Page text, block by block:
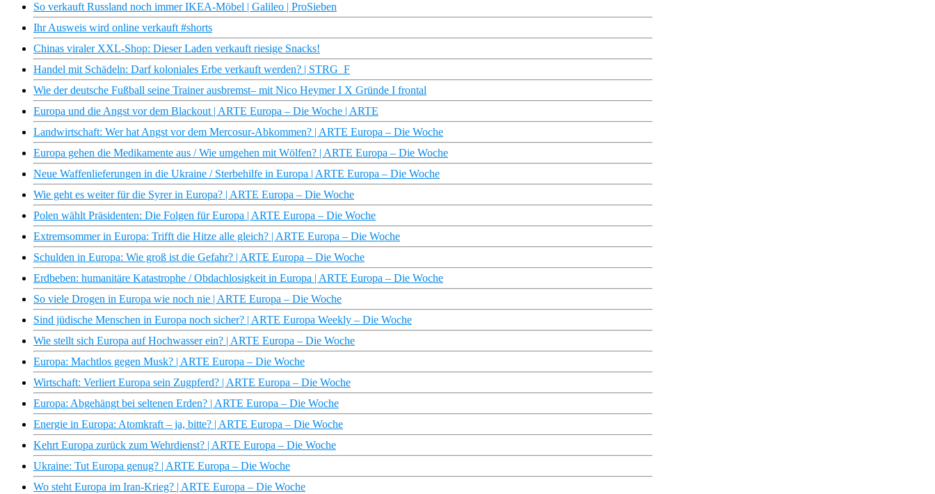
So verkauft Russland noch immer IKEA-Möbel | Galileo | ProSieben
Ihr Ausweis wird online verkauft #shorts
Chinas viraler XXL-Shop: Dieser Laden verkauft riesige Snacks!
Handel mit Schädeln: Darf koloniales Erbe verkauft werden? | STRG_F
Wie der deutsche Fußball seine Trainer ausbremst– mit Nico Heymer I X Gründe I frontal
Europa und die Angst vor dem Blackout | ARTE Europa – Die Woche | ARTE
Landwirtschaft: Wer hat Angst vor dem Mercosur-Abkommen? | ARTE Europa – Die Woche
Europa gehen die Medikamente aus / Wie umgehen mit Wölfen? | ARTE Europa – Die Woche
Neue Waffenlieferungen in die Ukraine / Sterbehilfe in Europa | ARTE Europa – Die Woche
Wie geht es weiter für die Syrer in Europa? | ARTE Europa – Die Woche
Polen wählt Präsidenten: Die Folgen für Europa | ARTE Europa – Die Woche
Extremsommer in Europa: Trifft die Hitze alle gleich? | ARTE Europa – Die Woche
Schulden in Europa: Wie groß ist die Gefahr? | ARTE Europa – Die Woche
Erdbeben: humanitäre Katastrophe / Obdachlosigkeit in Europa | ARTE Europa – Die Woche
So viele Drogen in Europa wie noch nie | ARTE Europa – Die Woche
Sind jüdische Menschen in Europa noch sicher? | ARTE Europa Weekly – Die Woche
Wie stellt sich Europa auf Hochwasser ein? | ARTE Europa – Die Woche
Europa: Machtlos gegen Musk? | ARTE Europa – Die Woche
Wirtschaft: Verliert Europa sein Zugpferd? | ARTE Europa – Die Woche
Europa: Abgehängt bei seltenen Erden? | ARTE Europa – Die Woche
Energie in Europa: Atomkraft – ja, bitte? | ARTE Europa – Die Woche
Kehrt Europa zurück zum Wehrdienst? | ARTE Europa – Die Woche
Ukraine: Tut Europa genug? | ARTE Europa – Die Woche
Wo steht Europa im Iran-Krieg? | ARTE Europa – Die Woche